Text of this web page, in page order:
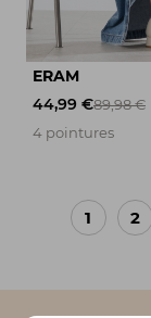
ERAM
44,99 €89,98 €
4 pointures
1 2